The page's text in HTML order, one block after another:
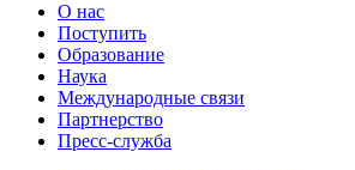
О нас
Поступить
Образование
Наука
Международные связи
Партнерство
Пресс-служба